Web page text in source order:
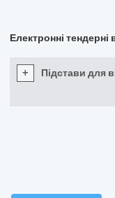
Електронні тендерні
+ Підстави для